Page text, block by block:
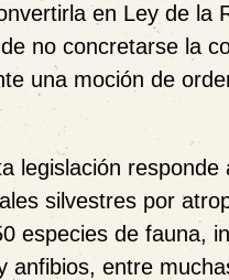
en Ley de la
no concretarse la
una moción de
legislación responde
silvestres por
especies de fauna,
anfibios, entre